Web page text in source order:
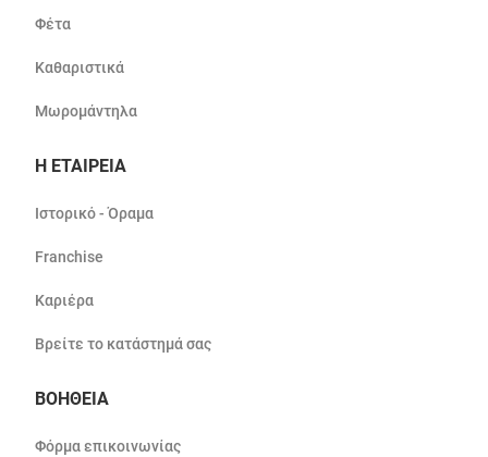
Φέτα
Καθαριστικά
Μωρομάντηλα
Η ΕΤΑΙΡΕΙΑ
Ιστορικό - Όραμα
Franchise
Καριέρα
Βρείτε το κατάστημά σας
ΒΟΗΘΕΙΑ
Φόρμα επικοινωνίας